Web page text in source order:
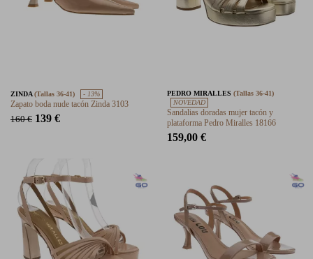
ZINDA(Tallas 36-41) - 13%
Zapato boda nude tacón Zinda 3103
160 € 139 €
PEDRO MIRALLES (Tallas 36-41)
NOVEDAD
Sandalias doradas mujer tacón y
plataforma Pedro Miralles 18166
159,00 €